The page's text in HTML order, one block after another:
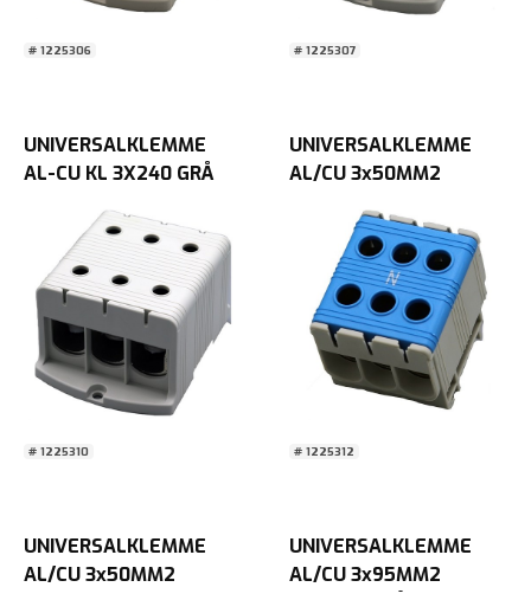
# 1225306 # 1225307
UNIVERSALKLEMME
AL-CU KL 3X240 GRÅ
# 1225310
UNIVERSALKLEMME
AL/CU 3x50MM2
# 1225312
UNIVERSALKLEMME
AL/CU 3x50MM2
UNIVERSALKLEMME
AL/CU 3x95MM2